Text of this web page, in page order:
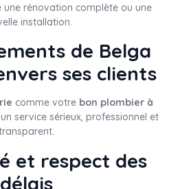
une rénovation complète ou une
installation.
de Belga
ses clients
comme votre bon plombier à
service sérieux, professionnel et
et respect des
délais